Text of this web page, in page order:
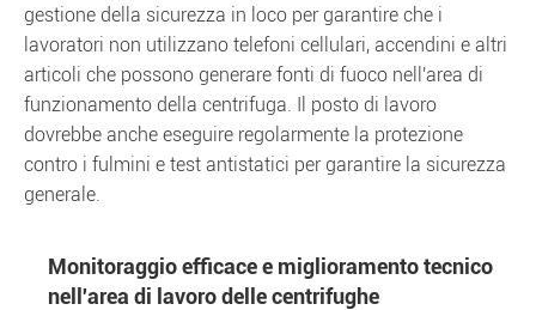
gestione della sicurezza in loco per garantire che i
lavoratori non utilizzano telefoni cellulari, accendini e altri
articoli che possono generare fonti di fuoco nell'area di
funzionamento della centrifuga. Il posto di lavoro
dovrebbe anche eseguire regolarmente la protezione
contro i fulmini e test antistatici per garantire la sicurezza
generale.
Monitoraggio efficace e miglioramento tecnico
nell'area di lavoro delle centrifughe